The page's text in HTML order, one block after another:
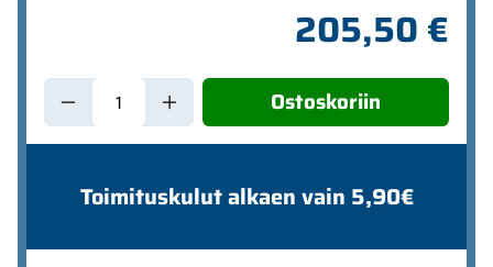
205,50 €
Ostoskoriin
Toimituskulut alkaen vain 5,90€